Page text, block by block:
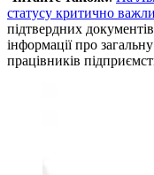
статусу критично
підтвердних
інформації про
працівників